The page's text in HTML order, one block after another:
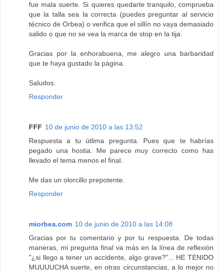
fue mala suerte. Si quieres quedarte tranquilo, comprueba
que la talla sea la correcta (puedes preguntar al servicio
técnico de Orbea) o verifica que el sillín no vaya demasiado
salido o que no se vea la marca de stop en la tija.
Gracias por la enhorabuena, me alegro una barbaridad
que te haya gustado la página.
Saludos.
Responder
FFF 10 de junio de 2010 a las 13:52
Respuesta a tu útlima pregunta. Pues que te habrías
pegado una hostia. Me parece muy correcto como has
llevado el tema menos el final.
Me das un olorcillo prepotente.
Responder
miorbea.com 10 de junio de 2010 a las 14:08
Gracias por tu comentario y por tu respuesta. De todas
maneras, mi pregunta final va más en la línea de reflexión
"¿si llego a tener un accidente, algo grave?"... HE TENIDO
MUUUUCHA suerte, en otras circunstancias, a lo mejor no